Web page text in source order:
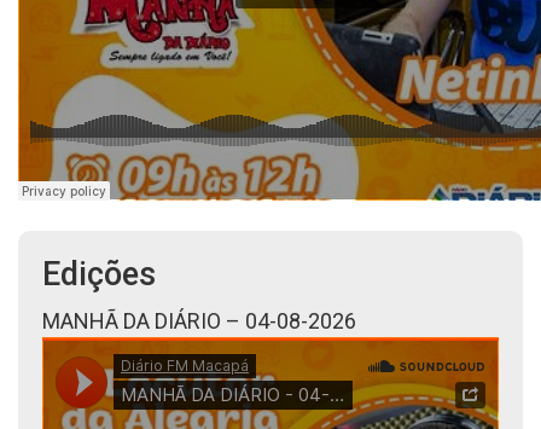
Edições
MANHÃ DA DIÁRIO – 04-08-2026